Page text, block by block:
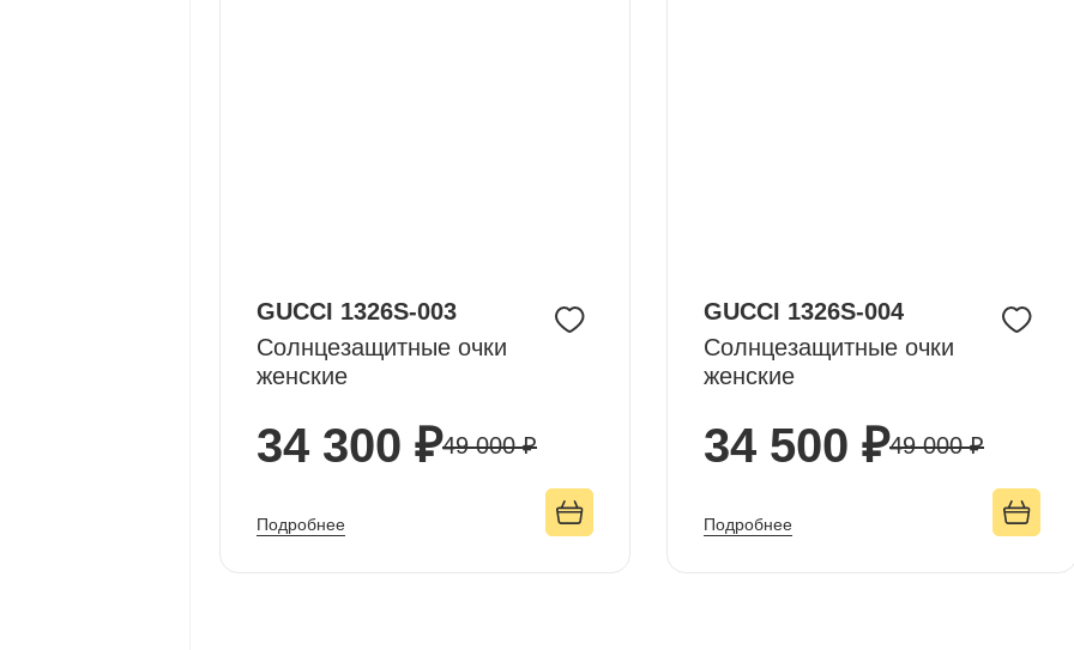
GUCCI 1326S-003
Солнцезащитные очки
женские
34 300 ₽49 000 ₽
Подробнее
GUCCI 1326S-004
Солнцезащитные очки
женские
34 500 ₽49 000 ₽
Подробнее